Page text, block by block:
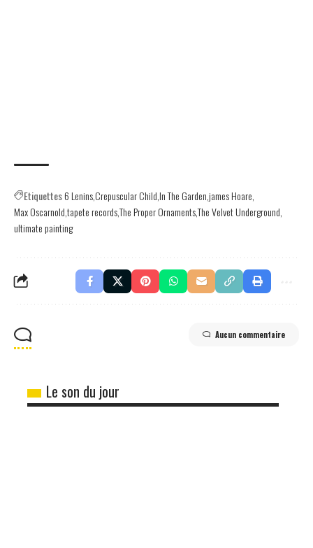
Etiquettes6 LeninsCrepuscular ChildIn The Gardenjames Hoare
Max Oscarnoldtapete recordsThe Proper OrnamentsThe Velvet Underground
ultimate painting
Aucun commentaire
Le son du jour